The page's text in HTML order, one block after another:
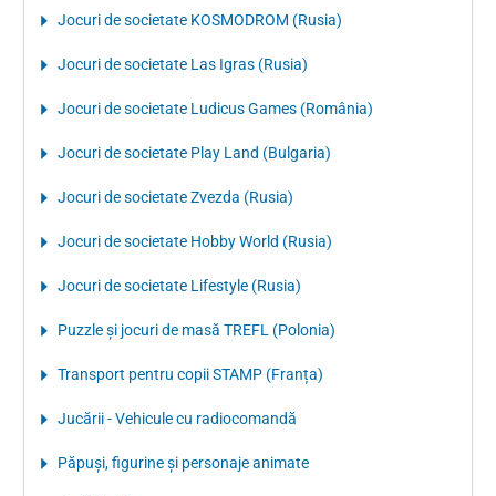
Jocuri de societate KOSMODROM (Rusia)
Jocuri de societate Las Igras (Rusia)
Jocuri de societate Ludicus Games (România)
Jocuri de societate Play Land (Bulgaria)
Jocuri de societate Zvezda (Rusia)
Jocuri de societate Hobby World (Rusia)
Jocuri de societate Lifestyle (Rusia)
Puzzle şi jocuri de masă TREFL (Polonia)
Transport pentru copii STAMP (Franța)
Jucării - Vehicule cu radiocomandă
Păpuşi, figurine şi personaje animate